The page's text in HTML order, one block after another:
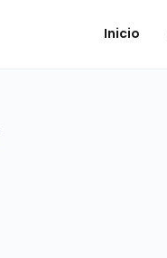
Inicio